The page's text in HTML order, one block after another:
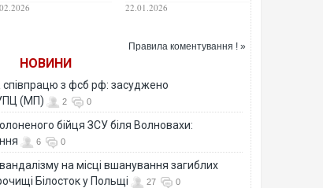
малина 2026"
22.01.2026
Правила коментування ! »
НОВИНИ
співпрацю з фсб рф: засуджено
(МП)
2 0
бійця ЗСУ біля Волновахи:
6 0
на місці вшанування загиблих
Білосток у Польщі
27 0